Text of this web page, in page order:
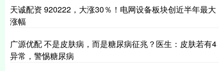
天诚配资 920222，大涨30％！电网设备板块创近半年最大
涨幅
广源优配 不是皮肤病，而是糖尿病征兆？医生：皮肤若有4
异常，警惕糖尿病